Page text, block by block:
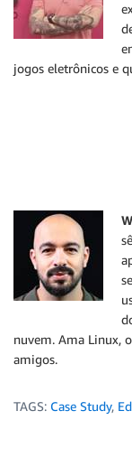
jogos eletrônicos e
nuvem. Ama Linux,
amigos.
TAGS: Case Study,